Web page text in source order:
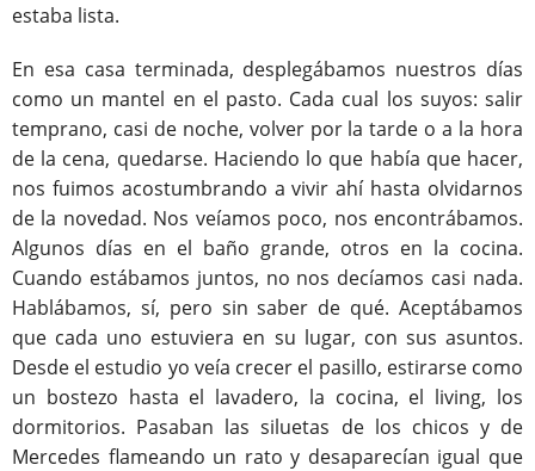
estaba lista.
En esa casa terminada, desplegábamos nuestros días
como un mantel en el pasto. Cada cual los suyos: salir
temprano, casi de noche, volver por la tarde o a la hora
de la cena, quedarse. Haciendo lo que había que hacer,
nos fuimos acostumbrando a vivir ahí hasta olvidarnos
de la novedad. Nos veíamos poco, nos encontrábamos.
Algunos días en el baño grande, otros en la cocina.
Cuando estábamos juntos, no nos decíamos casi nada.
Hablábamos, sí, pero sin saber de qué. Aceptábamos
que cada uno estuviera en su lugar, con sus asuntos.
Desde el estudio yo veía crecer el pasillo, estirarse como
un bostezo hasta el lavadero, la cocina, el living, los
dormitorios. Pasaban las siluetas de los chicos y de
Mercedes flameando un rato y desaparecían igual que